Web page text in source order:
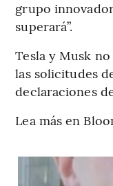
grupo
superará”.
Tesla y Musk
las solicitudes
declaraciones
Lea más en